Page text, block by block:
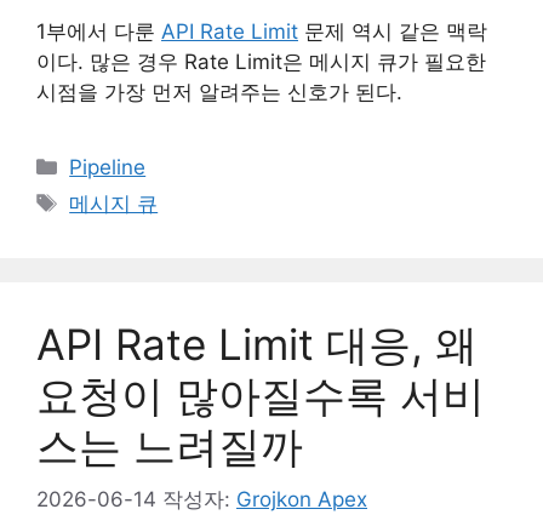
1부에서 다룬 API Rate Limit 문제 역시 같은 맥락
이다. 많은 경우 Rate Limit은 메시지 큐가 필요한
시점을 가장 먼저 알려주는 신호가 된다.
카
테
고
Pipeline
태
메시지 큐
API Rate Limit 대응, 왜
요청이 많아질수록 서비
스는 느려질까
2026-06-14 작성자: Grojkon Apex